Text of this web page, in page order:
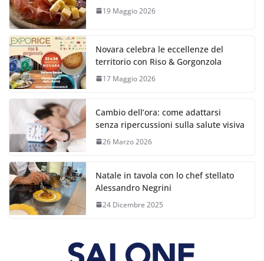
19 Maggio 2026
Novara celebra le eccellenze del
territorio con Riso & Gorgonzola
17 Maggio 2026
Cambio dell’ora: come adattarsi
senza ripercussioni sulla salute visiva
26 Marzo 2026
Natale in tavola con lo chef stellato
Alessandro Negrini
24 Dicembre 2025